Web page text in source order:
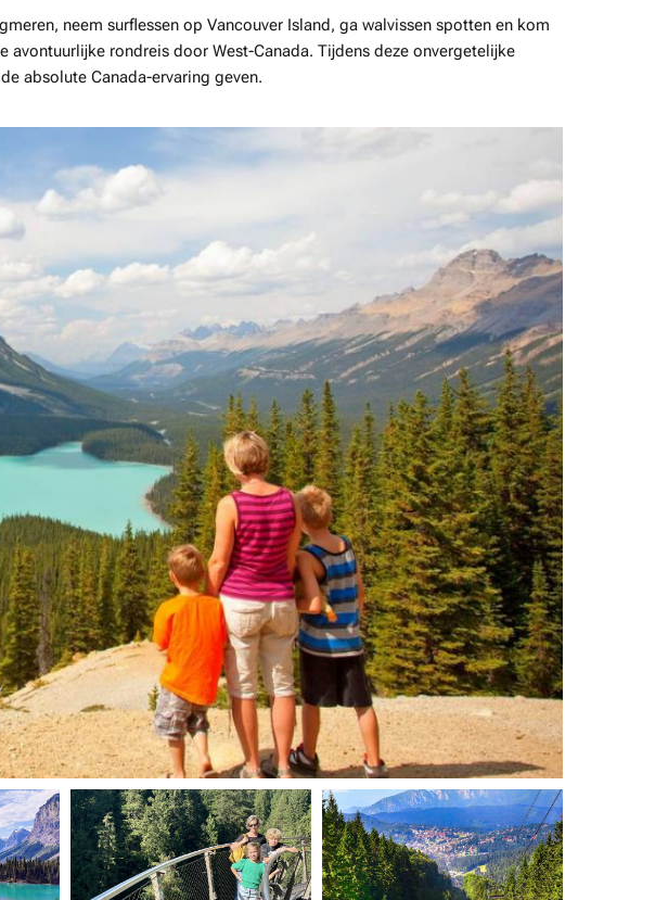
neem surflessen op Vancouver Island, ga walvissen spotten en kom
rondreis door West-Canada. Tijdens deze onvergetelijke
absolute Canada-ervaring geven.